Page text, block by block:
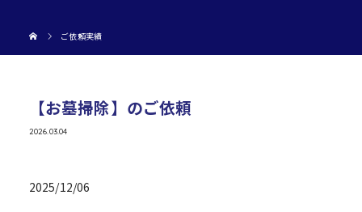
ご依頼実績
【お墓掃除】のご依頼
2026.03.04
2025/12/06